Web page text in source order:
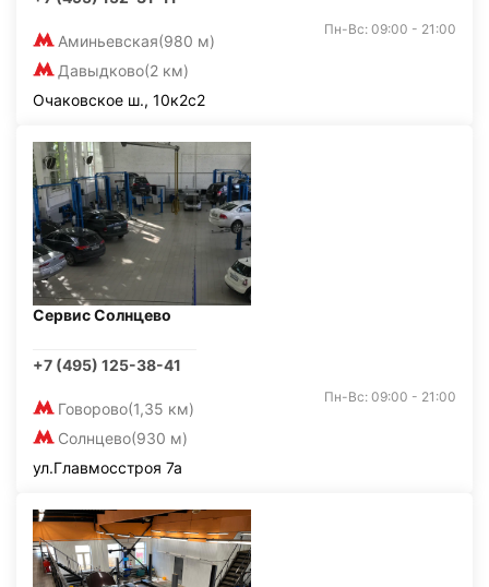
Аминьевская(980 м)
Давыдково(2 км)
Пн-Вс: 09:00 - 21:00
Очаковское ш., 10к2с2
Сервис Солнцево
+7 (495) 125-38-41
Говорово(1,35 км)
Солнцево(930 м)
Пн-Вс: 09:00 - 21:00
ул.Главмосстроя 7а